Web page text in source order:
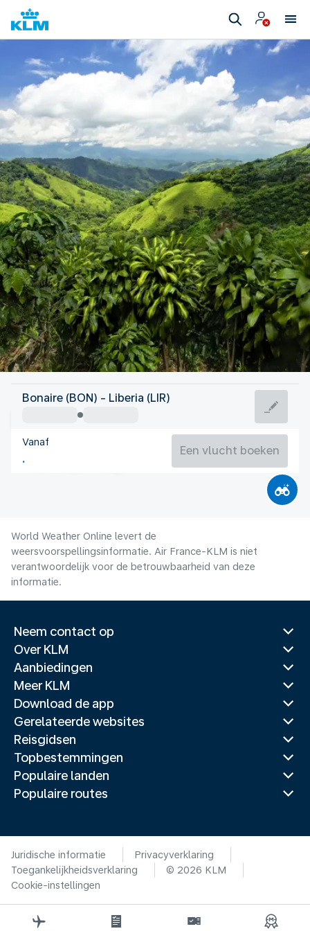
Costa Rica
Liberia
Costa Rica
Bonaire (BON) - Liberia (LIR)
Vanaf
Een vlucht boeken
World Weather Online levert de
weersvoorspellingsinformatie. Air France-KLM is niet
verantwoordelijk voor de betrouwbaarheid van deze
informatie.
Neem contact op
Over KLM
Aanbiedingen
Meer KLM
Download de app
Gerelateerde websites
Reisgidsen
Topbestemmingen
Populaire landen
Populaire routes
Juridische informatie
Privacyverklaring
Toegankelijkheidsverklaring
© 2026 KLM
Cookie-instellingen